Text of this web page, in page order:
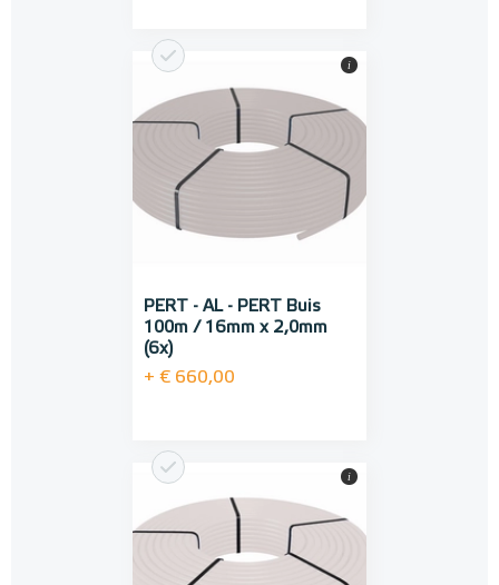
PERT - AL - PERT Buis
100m / 16mm x 2,0mm
(6x)
+ € 660,00
i
i